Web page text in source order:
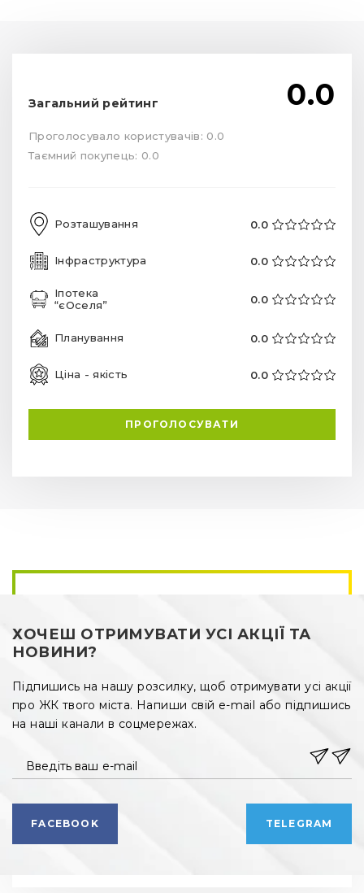
Загальний рейтинг 0.0
Проголосувало користувачів: 0.0
Таємний покупець: 0.0
Розташування 0.0
Інфраструктура 0.0
Іпотека
“єОселя”
0.0
Планування 0.0
Ціна - якість 0.0
ПРОГОЛОСУВАТИ
ХОЧЕШ ОТРИМУВАТИ УСІ АКЦІЇ ТА
НОВИНИ?
Підпишись на нашу розсилку, щоб отримувати усі акції
про ЖК твого міста. Напиши свій e-mail або підпишись
на наші канали в соцмережах.
Введіть ваш e-mail
FACEBOOK TELEGRAM